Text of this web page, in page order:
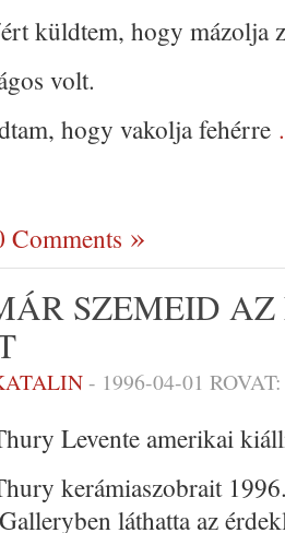
küldtem, hogy mázolja
volt.
hogy vakolja fehérre
Comments
SZEMEID
- 1996-04-01 ROVAT:
Levente amerikai
kerámiaszobrait
láthatta az